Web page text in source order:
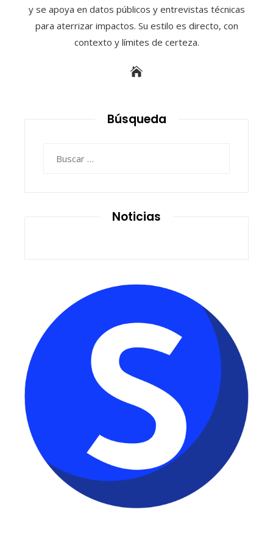
y se apoya en datos públicos y entrevistas técnicas
para aterrizar impactos. Su estilo es directo, con
contexto y límites de certeza.
Búsqueda
Noticias